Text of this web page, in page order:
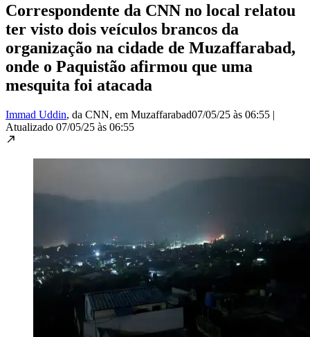
Correspondente da CNN no local relatou
ter visto dois veículos brancos da
organização na cidade de Muzaffarabad,
onde o Paquistão afirmou que uma
mesquita foi atacada
Immad Uddin, da CNN, em Muzaffarabad07/05/25 às 06:55 |
Atualizado 07/05/25 às 06:55